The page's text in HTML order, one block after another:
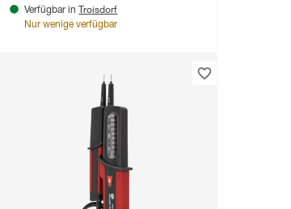
Verfügbar in Troisdorf
Nur wenige verfügbar